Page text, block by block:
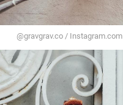
@gravgrav.co / Instagram.com